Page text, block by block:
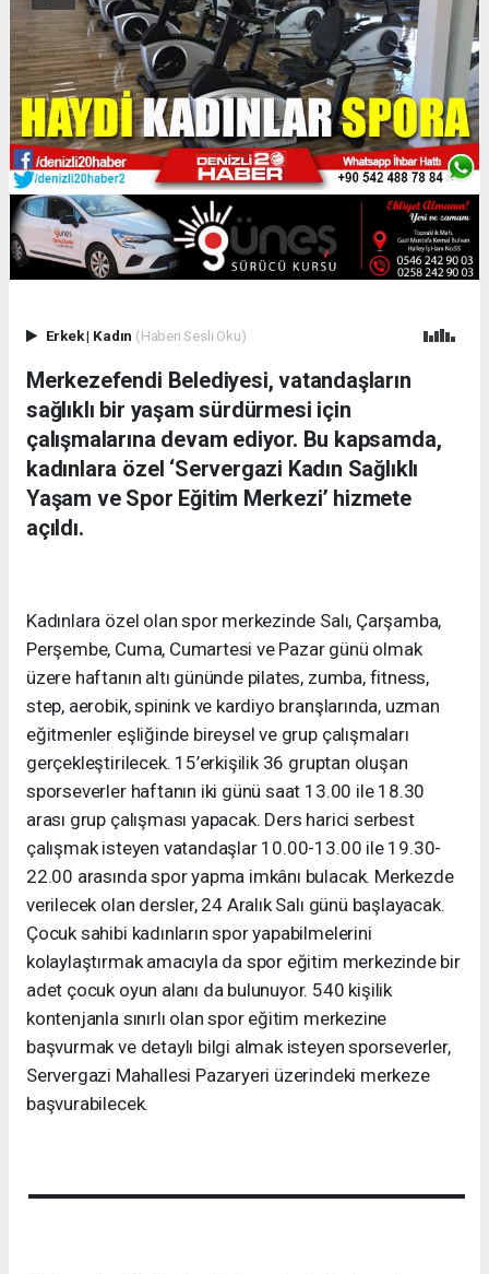
Erkek| Kadın (Haberi Sesli Oku)
Merkezefendi Belediyesi, vatandaşların
sağlıklı bir yaşam sürdürmesi için
çalışmalarına devam ediyor. Bu kapsamda,
kadınlara özel ‘Servergazi Kadın Sağlıklı
Yaşam ve Spor Eğitim Merkezi’ hizmete
açıldı.
Kadınlara özel olan spor merkezinde Salı, Çarşamba,
Perşembe, Cuma, Cumartesi ve Pazar günü olmak
üzere haftanın altı gününde pilates, zumba, fitness,
step, aerobik, spinink ve kardiyo branşlarında, uzman
eğitmenler eşliğinde bireysel ve grup çalışmaları
gerçekleştirilecek. 15’erkişilik 36 gruptan oluşan
sporseverler haftanın iki günü saat 13.00 ile 18.30
arası grup çalışması yapacak. Ders harici serbest
çalışmak isteyen vatandaşlar 10.00-13.00 ile 19.30-
22.00 arasında spor yapma imkânı bulacak. Merkezde
verilecek olan dersler, 24 Aralık Salı günü başlayacak.
Çocuk sahibi kadınların spor yapabilmelerini
kolaylaştırmak amacıyla da spor eğitim merkezinde bir
adet çocuk oyun alanı da bulunuyor. 540 kişilik
kontenjanla sınırlı olan spor eğitim merkezine
başvurmak ve detaylı bilgi almak isteyen sporseverler,
Servergazi Mahallesi Pazaryeri üzerindeki merkeze
başvurabilecek.